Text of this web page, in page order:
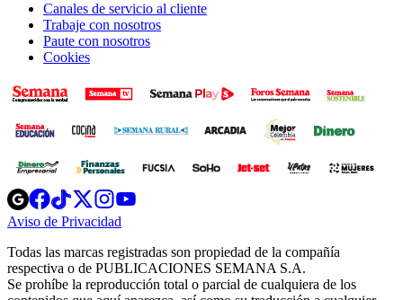
Canales de servicio al cliente
Trabaje con nosotros
Paute con nosotros
Cookies
Opens
in
new
Opens
in
new
Opens
in
new
window
Opens
new
windowwindow
Aviso de Privacidad
new
window
Todas las marcas registradas son propiedad de la compañía
respectiva o de PUBLICACIONES SEMANA S.A.
Se prohíbe la reproducción total o parcial de cualquiera de los